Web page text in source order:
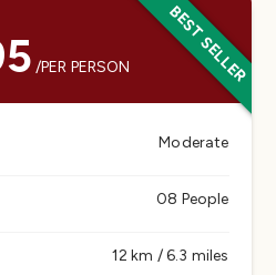
/PER PERSON
Moderate
08 People
12 km / 6.3 miles
BEST SELLER